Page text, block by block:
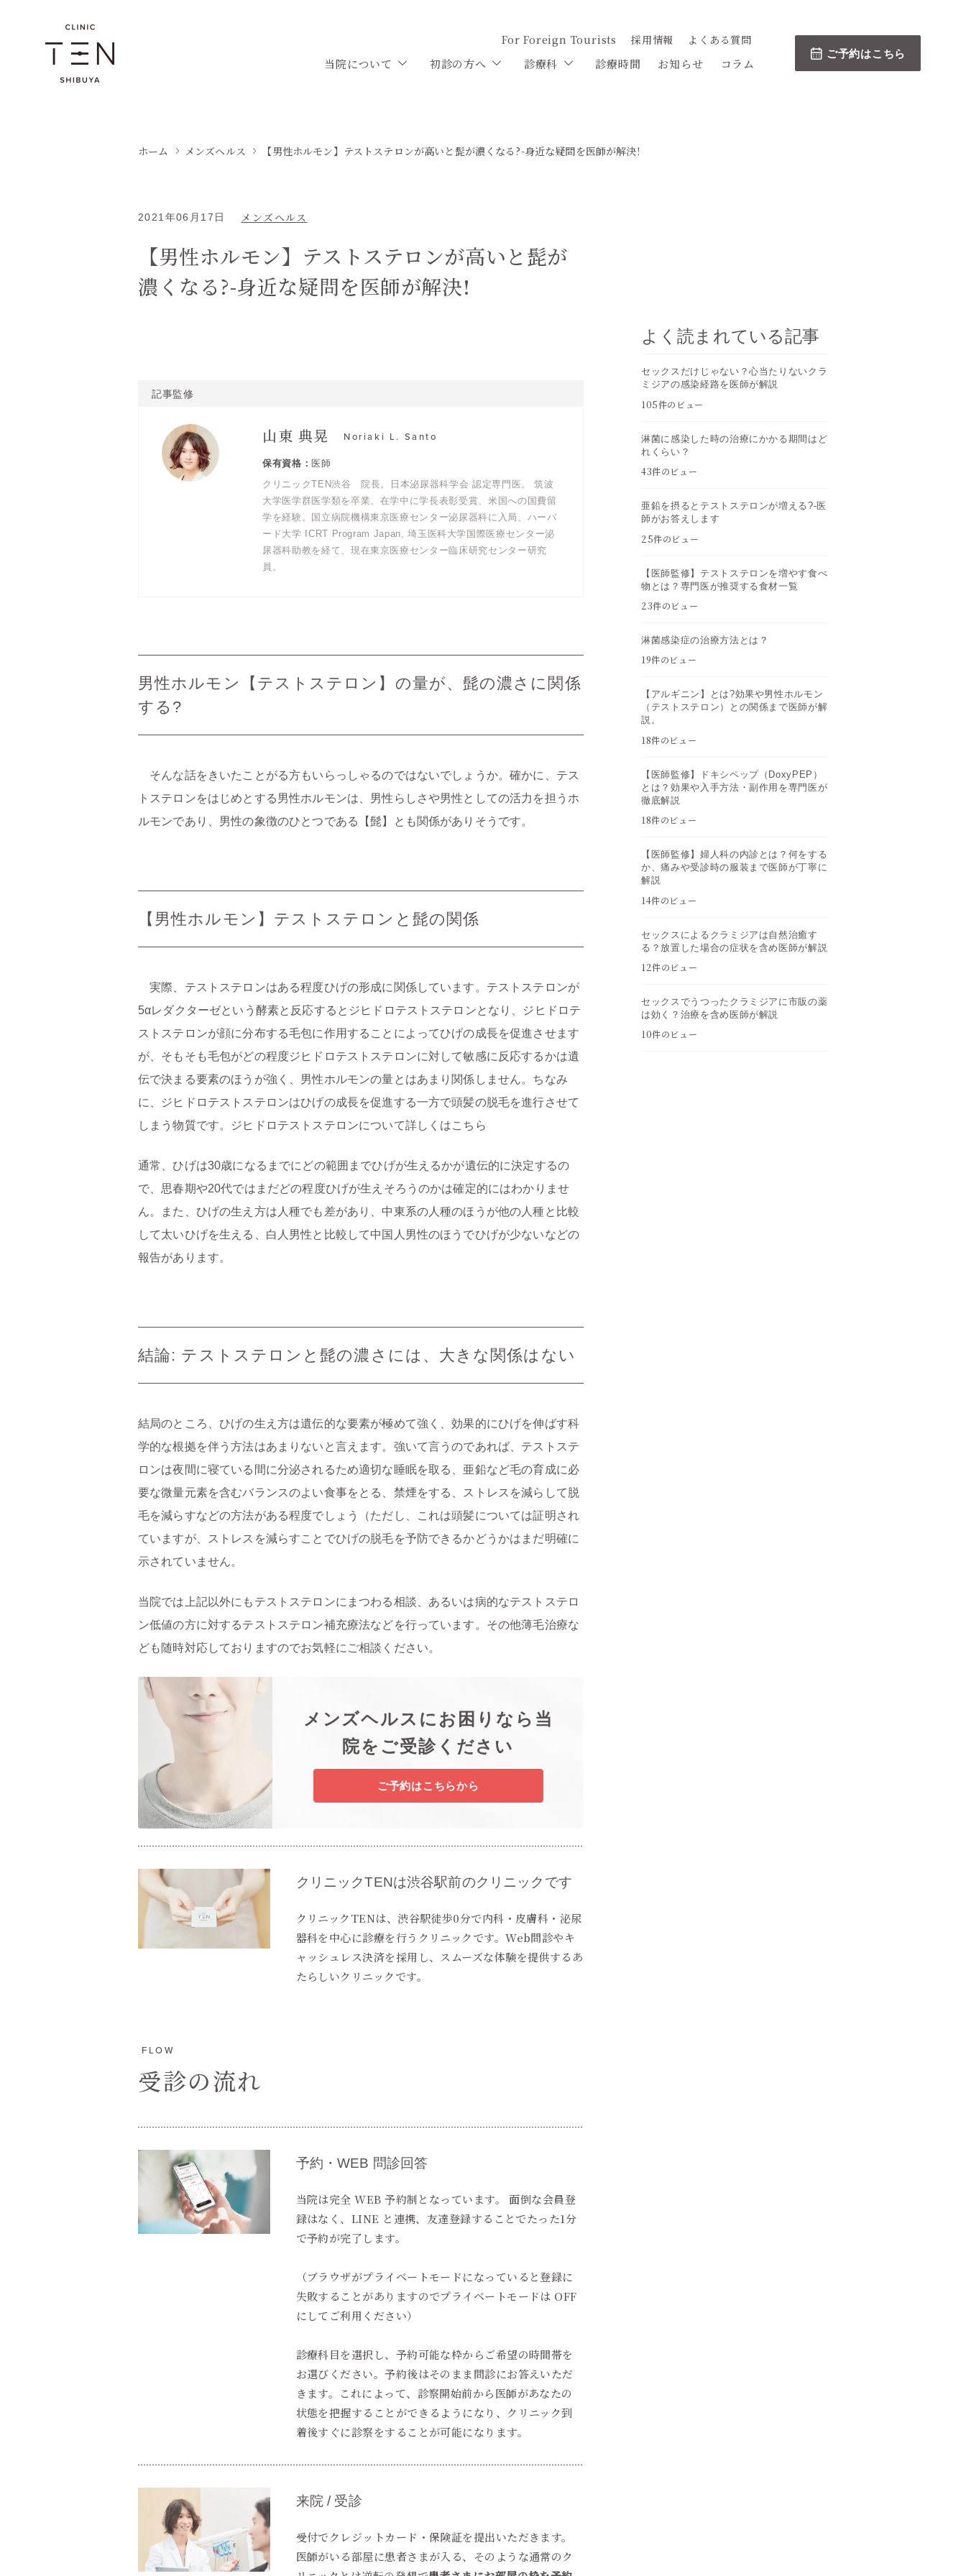
For Foreign Tourists 採用情報 よくある質問
当院について 初診の方へ 診療科 診療時間 お知らせ コラム
ご予約はこちら
ホーム メンズヘルス 【男性ホルモン】テストステロンが高いと髭が濃くなる?-身近な疑問を医師が解決!
2021年06月17日 メンズヘルス
【男性ホルモン】テストステロンが高いと髭が
濃くなる?-身近な疑問を医師が解決!
記事監修
山東 典晃 Noriaki L. Santo
医師
クリニックTEN渋谷 院長。日本泌尿器科学会 認定専門医。 筑波
大学医学群医学類を卒業、在学中に学長表彰受賞、米国への国費留
学を経験。国立病院機構東京医療センター泌尿器科に入局、ハーバ
ード大学 ICRT Program Japan, 埼玉医科大学国際医療センター泌
尿器科助教を経て、現在東京医療センター臨床研究センター研究
員。
男性ホルモン【テストステロン】の量が、髭の濃さに関係
する?
そんな話をきいたことがる方もいらっしゃるのではないでしょうか。確かに、テス
トステロンをはじめとする男性ホルモンは、男性らしさや男性としての活力を担うホ
ルモンであり、男性の象徴のひとつである【髭】とも関係がありそうです。
【男性ホルモン】テストステロンと髭の関係
実際、テストステロンはある程度ひげの形成に関係しています。テストステロンが
5αレダクターゼという酵素と反応するとジヒドロテストステロンとなり、ジヒドロテ
ストステロンが顔に分布する毛包に作用することによってひげの成長を促進させます
が、そもそも毛包がどの程度ジヒドロテストステロンに対して敏感に反応するかは遺
伝で決まる要素のほうが強く、男性ホルモンの量とはあまり関係しません。ちなみ
に、ジヒドロテストステロンはひげの成長を促進する一方で頭髪の脱毛を進行させて
しまう物質です。
ジヒドロテストステロンについて詳しくはこちら
通常、ひげは30歳になるまでにどの範囲までひげが生えるかが遺伝的に決定するの
で、思春期や20代ではまだどの程度ひげが生えそろうのかは確定的にはわかりませ
ん。また、ひげの生え方は人種でも差があり、中東系の人種のほうが他の人種と比較
して太いひげを生える、白人男性と比較して中国人男性のほうでひげが少ないなどの
報告があります。
結論: テストステロンと髭の濃さには、大きな関係はない
結局のところ、ひげの生え方は遺伝的な要素が極めて強く、効果的にひげを伸ばす科
学的な根拠を伴う方法はあまりないと言えます。強いて言うのであれば、テストステ
ロンは夜間に寝ている間に分泌されるため適切な睡眠を取る、亜鉛など毛の育成に必
要な微量元素を含むバランスのよい食事をとる、禁煙をする、ストレスを減らして脱
毛を減らすなどの方法がある程度でしょう（ただし、これは頭髪については証明され
ていますが、ストレスを減らすことでひげの脱毛を予防できるかどうかはまだ明確に
示されていません。
当院では上記以外にもテストステロンにまつわる相談、あるいは病的なテストステロ
ン低値の方に対するテストステロン補充療法などを行っています。その他薄毛治療な
ども随時対応しておりますのでお気軽にご相談ください。
メンズヘルスにお困りなら当
院をご受診ください
ご予約はこちらから
クリニックTENは渋谷駅前のクリニックです
クリニックTENは、渋谷駅徒歩0分で内科・皮膚科・泌尿
器科を中心に診療を行うクリニックです。Web問診やキ
ャッシュレス決済を採用し、スムーズな体験を提供するあ
たらしいクリニックです。
FLOW
受診の流れ
予約・WEB 問診回答
当院は完全 WEB 予約制となっています。 面倒な会員登
録はなく、LINE と連携、友達登録することでたった1分
で予約が完了します。
（ブラウザがプライベートモードになっていると登録に
失敗することがありますのでプライベートモードは OFF
にしてご利用ください）
診療科目を選択し、予約可能な枠からご希望の時間帯を
お選びください。予約後はそのまま問診にお答えいただ
きます。これによって、診察開始前から医師があなたの
状態を把握することができるようになり、クリニック到
着後すぐに診察をすることが可能になります。
来院 / 受診
受付でクレジットカード・保険証を提出いただきます。
医師がいる部屋に患者さまが入る、そのような通常のク
よく読まれている記事
セックスだけじゃない？心当たりないクラ
ミジアの感染経路を医師が解説
105件のビュー
淋菌に感染した時の治療にかかる期間はど
れくらい？
43件のビュー
亜鉛を摂るとテストステロンが増える?-医
師がお答えします
25件のビュー
【医師監修】テストステロンを増やす食べ
物とは？専門医が推奨する食材一覧
23件のビュー
淋菌感染症の治療方法とは？
19件のビュー
【アルギニン】とは?効果や男性ホルモン
（テストステロン）との関係まで医師が解
説。
18件のビュー
【医師監修】ドキシペップ（DoxyPEP）
とは？効果や入手方法・副作用を専門医が
徹底解説
18件のビュー
【医師監修】婦人科の内診とは？何をする
か、痛みや受診時の服装まで医師が丁寧に
解説
14件のビュー
セックスによるクラミジアは自然治癒す
る？放置した場合の症状を含め医師が解説
12件のビュー
セックスでうつったクラミジアに市販の薬
は効く？治療を含め医師が解説
10件のビュー